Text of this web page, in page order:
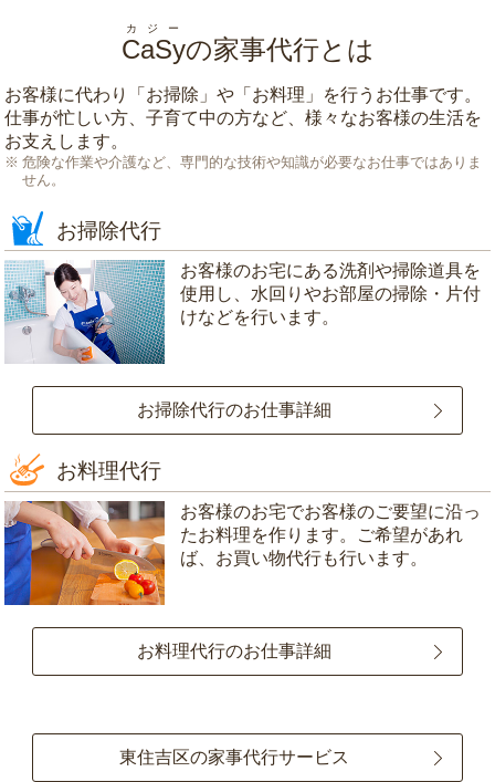
CaSy
カジー
の家事代行とは
お客様に代わり「 お掃除 」や「 お料理 」を行うお仕事です。
仕事が忙しい方、子育て中の方など、様々なお客様の生活を
お支えします。
危険な作業や介護など、専門的な技術や知識が必要なお仕事ではありま
せん。
お掃除代行
お客様のお宅にある洗剤や掃除道具を
使用し、水回りやお部屋の掃除・片付
けなどを行います。
お掃除代行のお仕事詳細
お料理代行
お客様のお宅でお客様のご要望に沿っ
たお料理を作ります。ご希望があれ
ば、お買い物代行も行います。
お料理代行のお仕事詳細
東住吉区の家事代行サービス